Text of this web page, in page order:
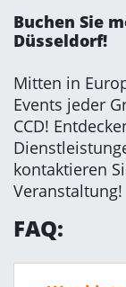
Buchen Sie
Düsseldorf!
Mitten in
Events jeder
CCD!
kontaktieren
Veranstaltung!
FAQ: